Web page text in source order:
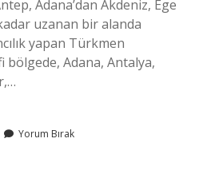
Adana’dan Akdeniz, Ege
uzanan bir alanda
yapan Türkmen
bölgede, Adana, Antalya,
Yorum Bırak